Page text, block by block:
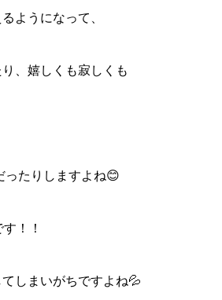
ようになって、
、嬉しくも寂しくも
ったりしますよね😊
す！！
しまいがちですよね💦